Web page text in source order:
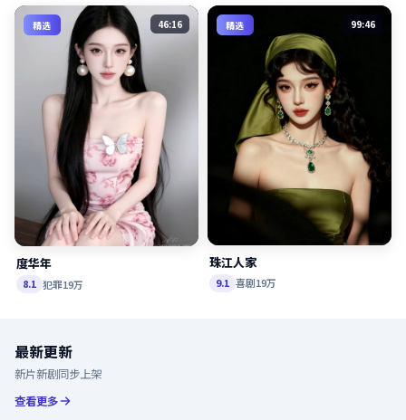
精选 46:16
度华年
8.1 犯罪19万
精选 99:46
珠江人家
9.1 喜剧19万
最新更新
新片新剧同步上架
查看更多